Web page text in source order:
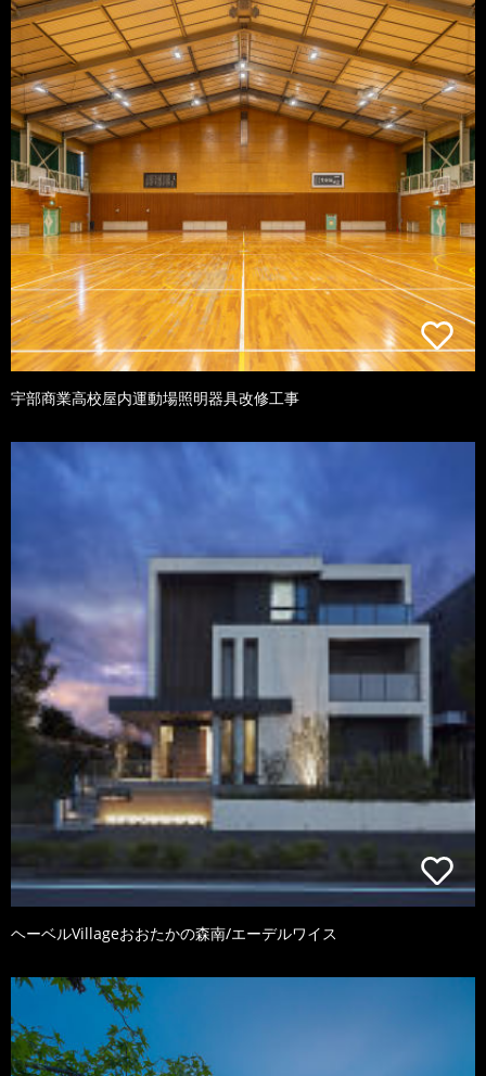
宇部商業高校屋内運動場照明器具改修工事
ヘーベルVillageおおたかの森南/エーデルワイス